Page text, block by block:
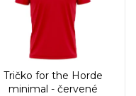
Tričko for the Horde
minimal - červené